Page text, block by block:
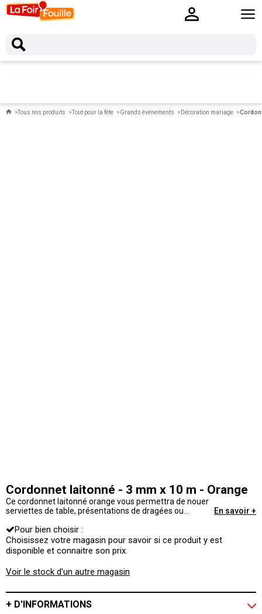
Tous nos produits Tout pour la fête Grands évènements Décoration mariage
Cordonnet laitonné - 3 mm x 10 m - Orange
Ce cordonnet laitonné orange vous permettra de nouer
serviettes de table, présentations de dragées ou
façon discrète et raffinée.
En savoir +
Pour bien choisir :
Choisissez votre magasin pour savoir si ce produit y est
disponible et connaitre son prix.
Voir le stock d'un autre magasin
+ D'INFORMATIONS